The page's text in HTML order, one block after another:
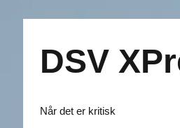
DSV
Når det er kritisk